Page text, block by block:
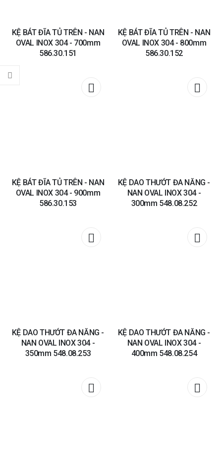
KỆ BÁT ĐĨA TỦ TRÊN - NAN
OVAL INOX 304 - 700mm
586.30.151
KỆ BÁT ĐĨA TỦ TRÊN - NAN
OVAL INOX 304 - 800mm
586.30.152
KỆ BÁT ĐĨA TỦ TRÊN - NAN
OVAL INOX 304 - 900mm
586.30.153
KỆ DAO THƯỚT ĐA NĂNG -
NAN OVAL INOX 304 -
300mm 548.08.252
KỆ DAO THƯỚT ĐA NĂNG -
NAN OVAL INOX 304 -
350mm 548.08.253
KỆ DAO THƯỚT ĐA NĂNG -
NAN OVAL INOX 304 -
400mm 548.08.254